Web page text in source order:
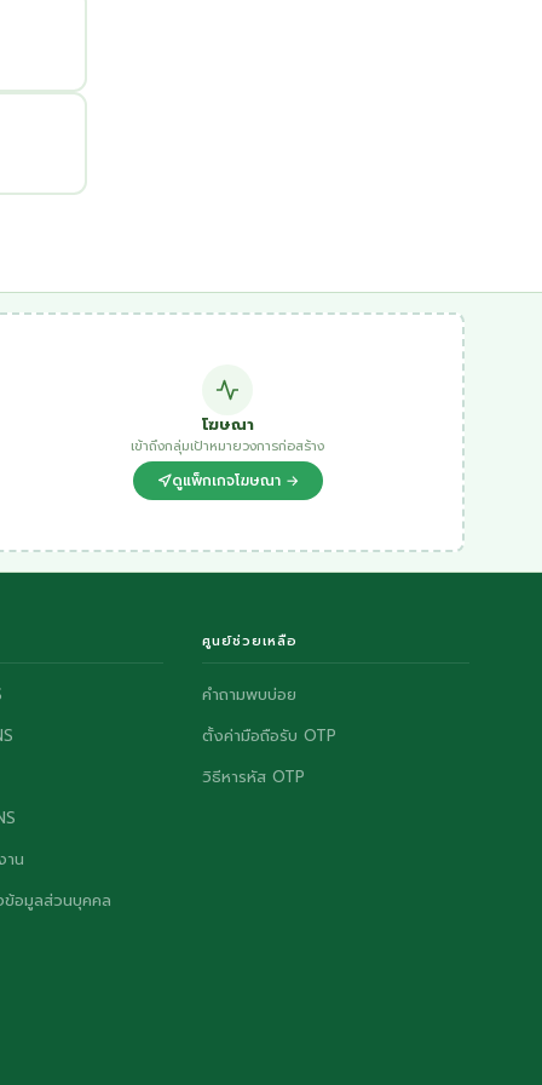
โฆษณา
เข้าถึงกลุ่มเป้าหมายวงการก่อสร้าง
ดูแพ็กเกจโฆษณา →
าน
ข้อมูลส่วนบุคคล
ศูนย์ช่วยเหลือ
คำถามพบบ่อย
ตั้งค่ามือถือรับ OTP
วิธีหารหัส OTP